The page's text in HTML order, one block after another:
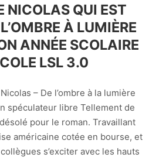
NICOLAS QUI EST
À LUMIÈRE
ANNÉE SCOLAIRE
LSL 3.0
– De l’ombre à la lumière
spéculateur libre Tellement de
pour le roman. Travaillant
américaine cotée en bourse, et
s’exciter avec les hauts